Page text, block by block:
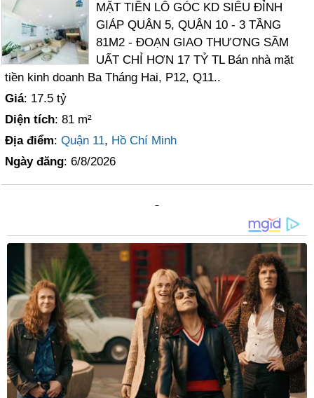
MẶT TIỀN LÔ GÓC KD SIÊU ĐỈNH
GIÁP QUẬN 5, QUẬN 10 - 3 TẦNG
81M2 - ĐOẠN GIAO THƯƠNG SẦM
UẤT CHỈ HƠN 17 TỶ TL Bán nhà mặt
tiền kinh doanh Ba Tháng Hai, P12, Q11..
Giá: 17.5 tỷ
Diện tích: 81 m²
Địa điểm:Quận 11, Hồ Chí Minh
Ngày đăng: 6/8/2026